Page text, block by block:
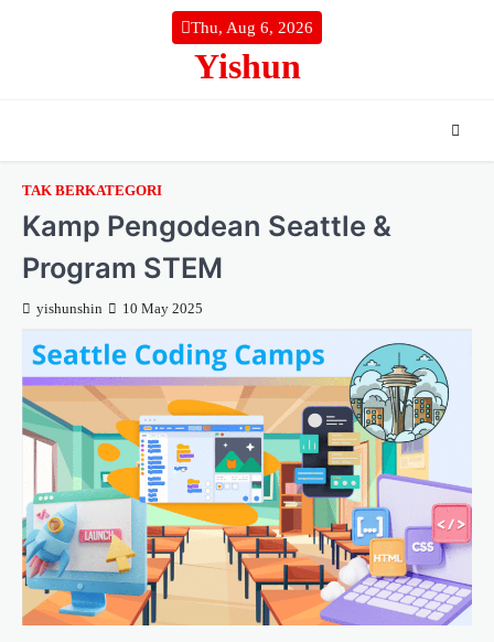
Thu, Aug 6, 2026
Yishun
TAK BERKATEGORI
Kamp Pengodean Seattle &
Program STEM
yishunshin 10 May 2025